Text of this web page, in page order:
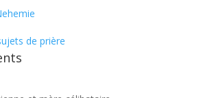
de prière